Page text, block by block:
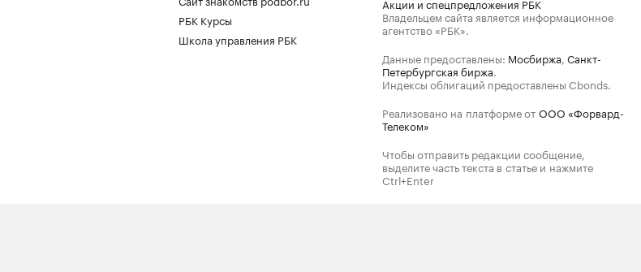
РБК Курсы
Школа управления РБК
Акции и спецпредложения РБК
Владельцем сайта является информационное
агентство «РБК».
Данные предоставлены: Мосбиржа, Санкт-
Петербургская биржа.
Индексы облигаций предоставлены Cbonds.
Реализовано на платформе от ООО «Форвард-
Телеком»
Чтобы отправить редакции сообщение,
выделите часть текста в статье и нажмите
Ctrl+Enter